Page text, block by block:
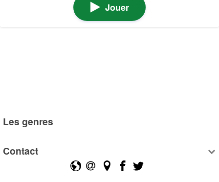
Jouer
Les genres
Contact